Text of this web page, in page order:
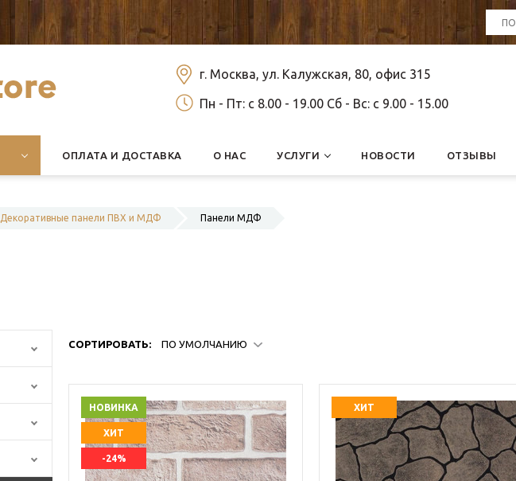
г. Москва, ул. Калужская, 80, офис 315
Пн - Пт: c 8.00 - 19.00 Сб - Вс: c 9.00 - 15.00
ОПЛАТА И ДОСТАВКА О НАС УСЛУГИ НОВОСТИ ОТЗЫВЫ
Декоративные панели ПВХ и МДФ Панели МДФ
СОРТИРОВАТЬ: ПО УМОЛЧАНИЮ
НОВИНКА
ХИТ
-24%
ХИТ